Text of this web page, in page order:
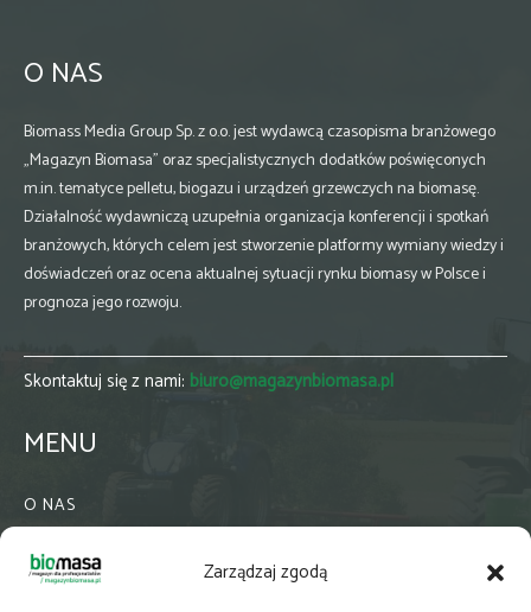
Zarządzaj zgodą
O NAS
Biomass Media Group Sp. z o.o. jest wydawcą czasopisma branżowego
„Magazyn Biomasa” oraz specjalistycznych dodatków poświęconych
m.in. tematyce pelletu, biogazu i urządzeń grzewczych na biomasę.
Działalność wydawniczą uzupełnia organizacja konferencji i spotkań
branżowych, których celem jest stworzenie platformy wymiany wiedzy i
doświadczeń oraz ocena aktualnej sytuacji rynku biomasy w Polsce i
prognoza jego rozwoju.
Skontaktuj się z nami: biuro@magazynbiomasa.pl
MENU
O NAS
WSPÓŁPRACA